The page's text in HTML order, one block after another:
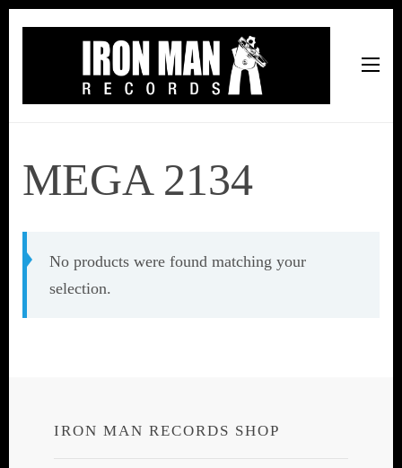
MEGA 2134
No products were found matching your
selection.
IRON MAN RECORDS SHOP